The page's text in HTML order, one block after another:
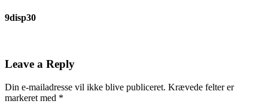
9disp30
Leave a Reply
Din e-mailadresse vil ikke blive publiceret. Krævede felter er
markeret med *